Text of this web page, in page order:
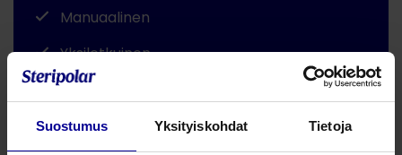
Suostumus Yksityiskohdat Tietoja
Manuaalinen
Yksiletkuinen